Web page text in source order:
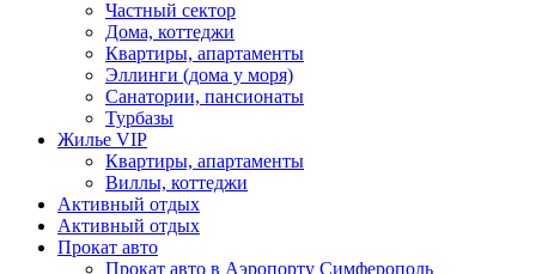
Частный сектор
Дома, коттеджи
Квартиры, апартаменты
Эллинги (дома у моря)
Санатории, пансионаты
Турбазы
Жилье VIP
Квартиры, апартаменты
Виллы, коттеджи
Активный отдых
Активный отдых
Прокат авто
Прокат авто в Аэропорту Симферополь